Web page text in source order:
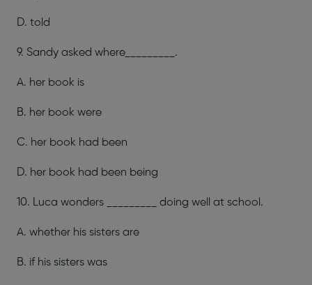
D. told
9. Sandy asked where_________.
A. her book is
B. her book were
C. her book had been
D. her book had been being
10. Luca wonders _________ doing well at school.
A. whether his sisters are
B. if his sisters was